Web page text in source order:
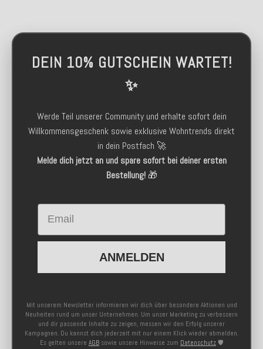
DEIN 10% GUTSCHEIN WARTET!
✨
Werde Teil unserer Community und erhalte sofort dein
Willkommensgeschenk sowie exklusive Wohntrends direkt
in dein Postfach 🚀
Melde dich jetzt an und spare sofort bei deiner ersten
Bestellung!🎁
Email
ANMELDEN
Mit unserem Newsletter informieren wir dich über besondere Aktionen und
Neuheiten rund um unser Unternehmen. Um unser Marketing zu verbessern
und dir passende Inhalte zu zeigen, messen wir den Erfolg unserer
Kampagnen. Du kannst dich jederzeit mit nur einem Klick wieder abmelden.
Es gelten unsere AGB sowie unsere Hinweise zum Datenschutz 🛡️